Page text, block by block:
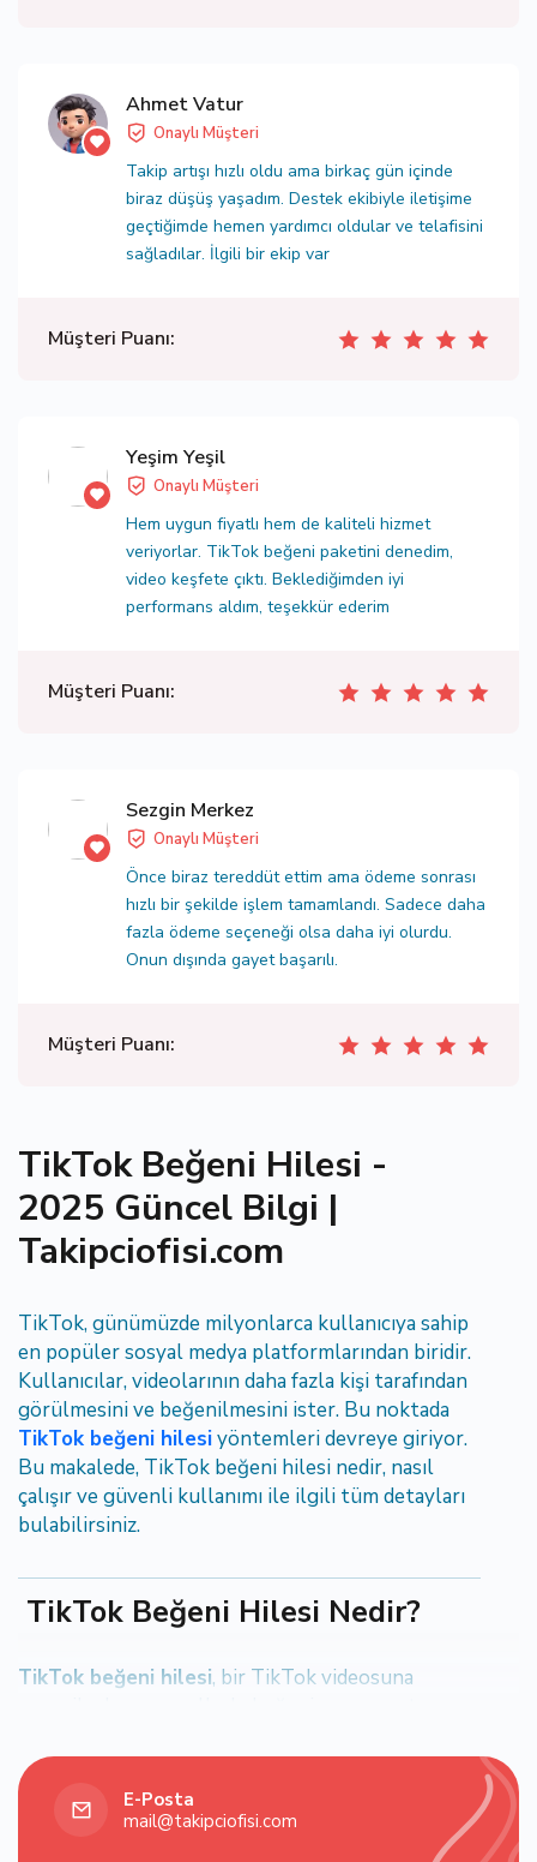
Ahmet Vatur
Onaylı Müşteri
Takip artışı hızlı oldu ama birkaç gün içinde
biraz düşüş yaşadım. Destek ekibiyle iletişime
geçtiğimde hemen yardımcı oldular ve telafisini
sağladılar. İlgili bir ekip var
Müşteri Puanı:
Yeşim Yeşil
Onaylı Müşteri
Hem uygun fiyatlı hem de kaliteli hizmet
veriyorlar. TikTok beğeni paketini denedim,
video keşfete çıktı. Beklediğimden iyi
performans aldım, teşekkür ederim
Müşteri Puanı:
Sezgin Merkez
Onaylı Müşteri
Önce biraz tereddüt ettim ama ödeme sonrası
hızlı bir şekilde işlem tamamlandı. Sadece daha
fazla ödeme seçeneği olsa daha iyi olurdu.
Onun dışında gayet başarılı.
Müşteri Puanı:
TikTok Beğeni Hilesi -
2025 Güncel Bilgi |
Takipciofisi.com
TikTok, günümüzde milyonlarca kullanıcıya sahip
en popüler sosyal medya platformlarından biridir.
Kullanıcılar, videolarının daha fazla kişi tarafından
görülmesini ve beğenilmesini ister. Bu noktada
TikTok beğeni hilesiyöntemleri devreye giriyor.
Bu makalede, TikTok beğeni hilesi nedir, nasıl
çalışır ve güvenli kullanımı ile ilgili tüm detayları
bulabilirsiniz.
TikTok Beğeni Hilesi Nedir?
TikTok beğeni hilesi, bir TikTok videosuna
daha hızlı yayılmasını sağlayabilir. Ancak, TikTok
algoritmaları sürekli güncellendiği için güvenli ve
etkili yöntemler kullanmak önemlidir.
E-Posta
mail@takipciofisi.com